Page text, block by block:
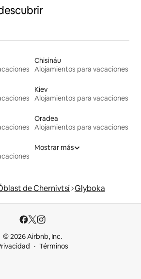
Chisináu
Alojamientos para vacaciones
Kiev
Alojamientos para vacaciones
Oradea
Alojamientos para vacaciones
Mostrar más
de Chernivtsí Glyboka
© 2026 Airbnb, Inc.
Términos